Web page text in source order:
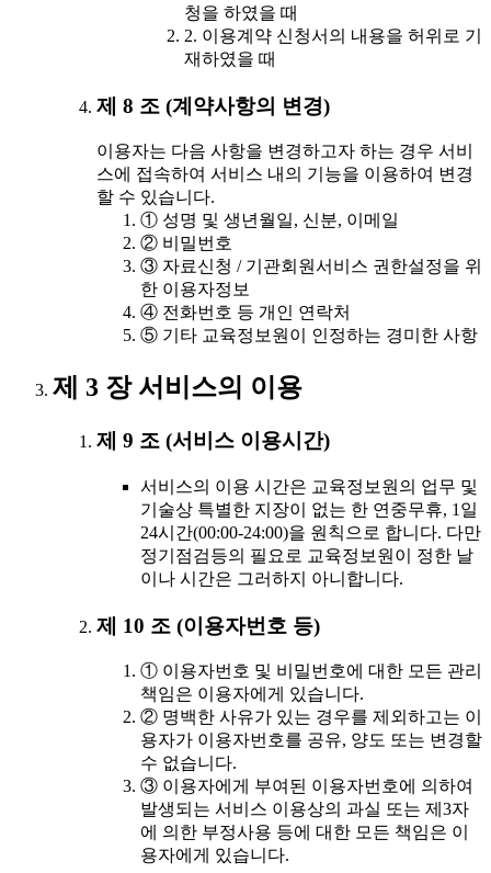
청을 하였을 때
2. 이용계약 신청서의 내용을 허위로 기
재하였을 때
제 8 조 (계약사항의 변경)
이용자는 다음 사항을 변경하고자 하는 경우 서비
스에 접속하여 서비스 내의 기능을 이용하여 변경
할 수 있습니다.
① 성명 및 생년월일, 신분, 이메일
② 비밀번호
③ 자료신청 / 기관회원서비스 권한설정을 위
한 이용자정보
④ 전화번호 등 개인 연락처
⑤ 기타 교육정보원이 인정하는 경미한 사항
제 3 장 서비스의 이용
제 9 조 (서비스 이용시간)
서비스의 이용 시간은 교육정보원의 업무 및
기술상 특별한 지장이 없는 한 연중무휴, 1일
24시간(00:00-24:00)을 원칙으로 합니다. 다만
정기점검등의 필요로 교육정보원이 정한 날
이나 시간은 그러하지 아니합니다.
제 10 조 (이용자번호 등)
① 이용자번호 및 비밀번호에 대한 모든 관리
책임은 이용자에게 있습니다.
② 명백한 사유가 있는 경우를 제외하고는 이
용자가 이용자번호를 공유, 양도 또는 변경할
수 없습니다.
③ 이용자에게 부여된 이용자번호에 의하여
발생되는 서비스 이용상의 과실 또는 제3자
에 의한 부정사용 등에 대한 모든 책임은 이
용자에게 있습니다.